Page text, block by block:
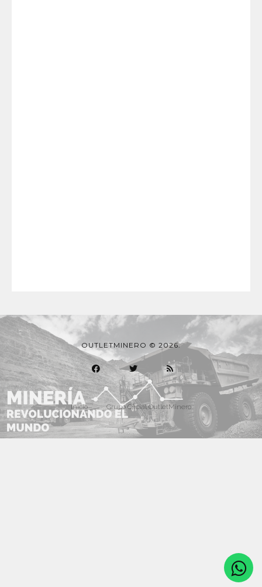
OUTLETMINERO © 2026.
Inicio Grupo Oficial OutletMinero